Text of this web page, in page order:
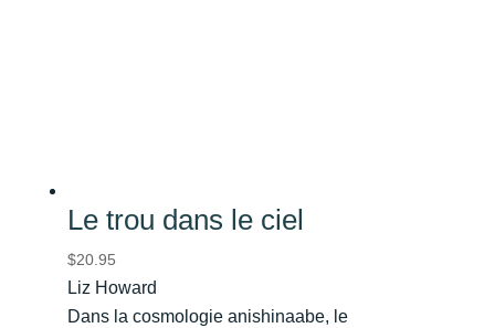
Le trou dans le ciel
$20.95
Liz Howard
Dans la cosmologie anishinaabe, le